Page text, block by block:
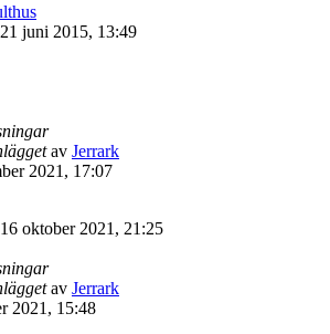
juni 2015, 13:49
av Jerrark
2021, 17:07
oktober 2021, 21:25
av Jerrark
2021, 15:48